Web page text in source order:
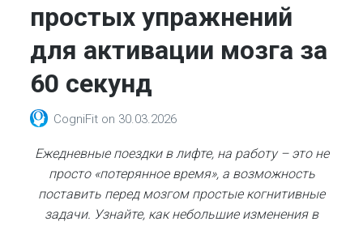
простых упражнений
для активации мозга за
60 секунд
CogniFit on 30.03.2026
Ежедневные поездки в лифте, на работу – это не
просто «потерянное время», а возможность
поставить перед мозгом простые когнитивные
задачи. Узнайте, как небольшие изменения в